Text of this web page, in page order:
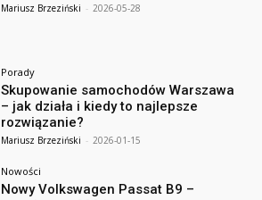
Mariusz Brzeziński - 2026-05-28
Porady
Skupowanie samochodów Warszawa
– jak działa i kiedy to najlepsze
rozwiązanie?
Mariusz Brzeziński - 2026-01-15
Nowości
Nowy Volkswagen Passat B9 –